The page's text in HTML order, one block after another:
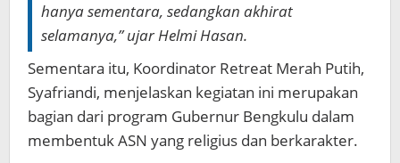
hanya sementara, sedangkan akhirat
selamanya,” ujar Helmi Hasan.
Sementara itu, Koordinator Retreat Merah Putih,
Syafriandi, menjelaskan kegiatan ini merupakan
bagian dari program Gubernur Bengkulu dalam
membentuk ASN yang religius dan berkarakter.